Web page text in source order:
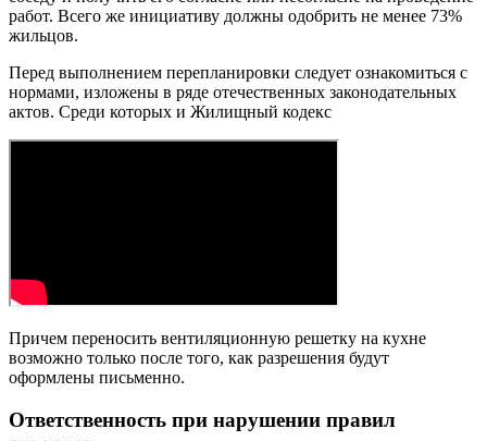
работ. Всего же инициативу должны одобрить не менее 73%
жильцов.
Перед выполнением перепланировки следует ознакомиться с
нормами, изложены в ряде отечественных законодательных
актов. Среди которых и Жилищный кодекс
Причем переносить вентиляционную решетку на кухне
возможно только после того, как разрешения будут
оформлены письменно.
Ответственность при нарушении правил